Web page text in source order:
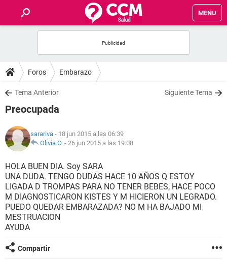
MENU
FOROS
SALUD
NUTRICIÓN
BIENESTAR
SEXUALIDAD
GLOSARIO
Foros Embarazo
Tema Anterior Siguiente Tema
Preocupada
sarariva - 18 jun 2015 a las 06:39
Olivia.O. - 26 jun 2015 a las 19:08
HOLA BUEN DIA. Soy SARA
UNA DUDA. TENGO DUDAS HACE 10 AÑOS Q ESTOY
LIGADA D TROMPAS PARA NO TENER BEBES, HACE POCO
M DIAGNOSTICARON KISTES Y M HICIERON UN LEGRADO.
PUEDO QUEDAR EMBARAZADA? NO M HA BAJADO MI
MESTRUACION
AYUDA
Compartir